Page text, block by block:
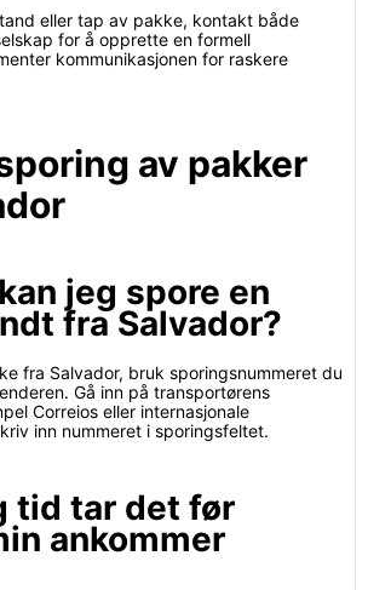
eller tap av pakke, kontakt både
for å opprette en formell
kommunikasjonen for raskere
av pakker
jeg spore en
fra Salvador?
fra Salvador, bruk sporingsnummeret du
Gå inn på transportørens
Correios eller internasjonale
inn nummeret i sporingsfeltet.
tid tar det før
ankommer